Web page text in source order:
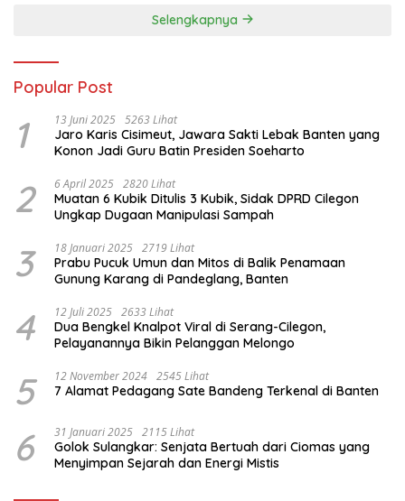
Selengkapnya
Popular Post
1 13 Juni 2025 5263 Lihat
Jaro Karis Cisimeut, Jawara Sakti Lebak Banten yang
Konon Jadi Guru Batin Presiden Soeharto
2 6 April 2025 2820 Lihat
Muatan 6 Kubik Ditulis 3 Kubik, Sidak DPRD Cilegon
Ungkap Dugaan Manipulasi Sampah
3 18 Januari 2025 2719 Lihat
Prabu Pucuk Umun dan Mitos di Balik Penamaan
Gunung Karang di Pandeglang, Banten
4 12 Juli 2025 2633 Lihat
Dua Bengkel Knalpot Viral di Serang-Cilegon,
Pelayanannya Bikin Pelanggan Melongo
5 12 November 2024 2545 Lihat
7 Alamat Pedagang Sate Bandeng Terkenal di Banten
6 31 Januari 2025 2115 Lihat
Golok Sulangkar: Senjata Bertuah dari Ciomas yang
Menyimpan Sejarah dan Energi Mistis